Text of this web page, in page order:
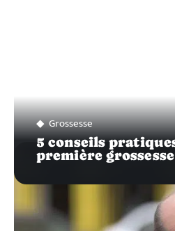
Grossesse
5 conseils
première grossesse